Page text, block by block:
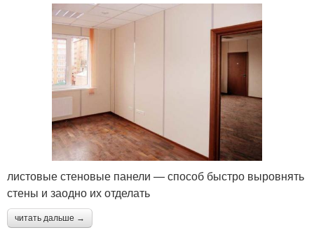
листовые стеновые панели — способ быстро выровнять
стены и заодно их отделать
читать дальше →